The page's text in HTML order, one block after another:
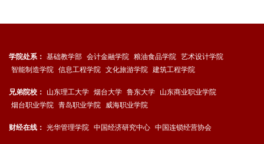
学院处系： 基础教学部 会计金融学院 粮油食品学院 艺术设计学院
智能制造学院 信息工程学院 文化旅游学院 建筑工程学院
兄弟院校： 山东理工大学 烟台大学 鲁东大学
山东商业职业学院
烟台职业学院 青岛职业学院 威海职业学院
财经在线： 光华管理学院 中国经济研究中心 中国连锁经营协会